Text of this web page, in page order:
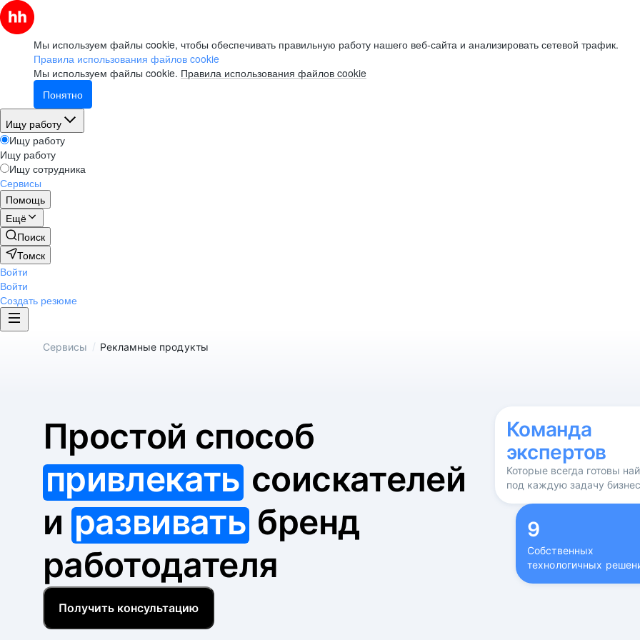
Мы используем файлы cookie, чтобы обеспечивать правильную работу нашего веб-сайта и анализировать сетевой трафик.
Правила использования файлов cookie
Мы используем файлы cookie. Правила использования файлов cookie
Понятно
Ищу работу
Ищу работу
Ищу работу
Ищу сотрудника
Сервисы
Помощь
Ещё
Поиск
Томск
Войти
Войти
Создать резюме
Сервисы / Рекламные продукты
Простой способ
привлекатьсоискателей
и развивать бренд
работодателя
Получить консультацию
Команда
экспертов
Которые всегда готовы
под каждую задачу
9
Собственных
технологичных